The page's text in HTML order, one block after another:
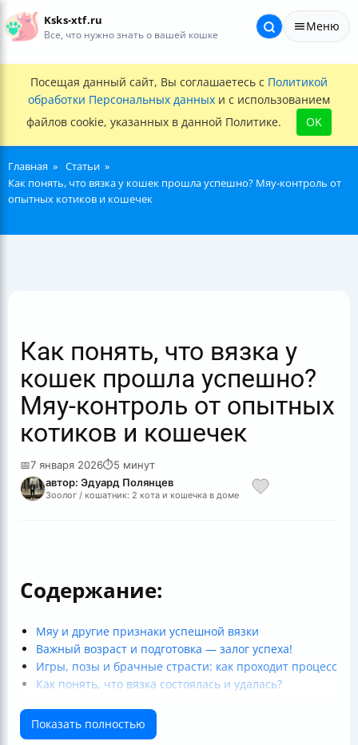
Ksks-xtf.ru
Все, что нужно знать о вашей кошке
Меню
Посещая данный сайт, Вы соглашаетесь с Политикой
обработки Персональных данных и с использованием
файлов cookie, указанных в данной Политике.
OK
Главная
Статьи
Как понять, что вязка у кошек прошла успешно? Мяу-контроль от
опытных котиков и кошечек
Как понять, что вязка у
кошек прошла успешно?
Мяу-контроль от опытных
котиков и кошечек
📅7 января 2026⏱5 минут
автор: Эдуард Полянцев
Зоолог / кошатник: 2 кота и кошечка в доме
Содержание:
Мяу и другие признаки успешной вязки
Важный возраст и подготовка — залог успеха!
Игры, позы и брачные страсти: как проходит процесс
Как понять, что вязка состоялась и удалась?
Важные советы для владельцев:
Часто задаваемые вопросы (FAQ)
Показать полностью